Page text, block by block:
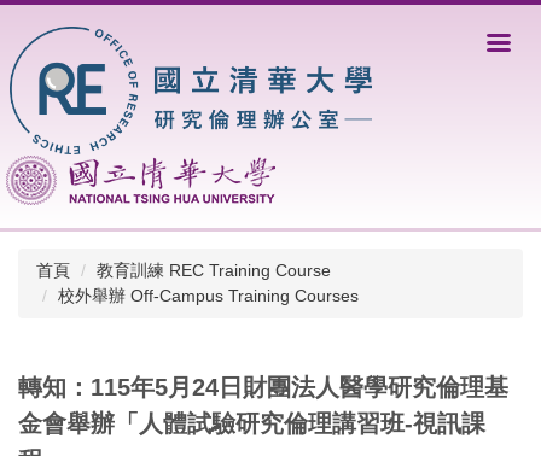
到
主
要
內
區
首頁
教育訓練 REC Training Course
校外舉辦 Off-Campus Training Courses
轉知：115年5月24日財團法人醫學研究倫理基
金會舉辦「人體試驗研究倫理講習班-視訊課